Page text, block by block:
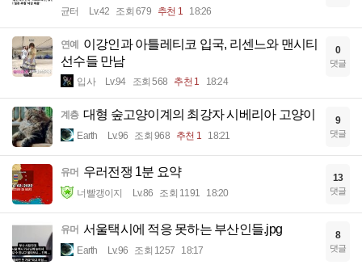
균터 Lv.42 조회 679 추천 1 18:26
연예
이강인과 아틀레티코 입국, 리센느와 맨시티
선수들 만남
입사 Lv.94 조회 568 추천 1 18:24
0
댓글
계층 대형 숲고양이계의 최강자 시베리아 고양이
Earth Lv.96 조회 968 추천 1 18:21
9
댓글
유머 우러전쟁 1분 요약
너빨갱이지 Lv.86 조회 1191 18:20
13
댓글
유머 서울택시에 적응 못하는 부산인들.jpg
Earth Lv.96 조회 1257 18:17
8
댓글